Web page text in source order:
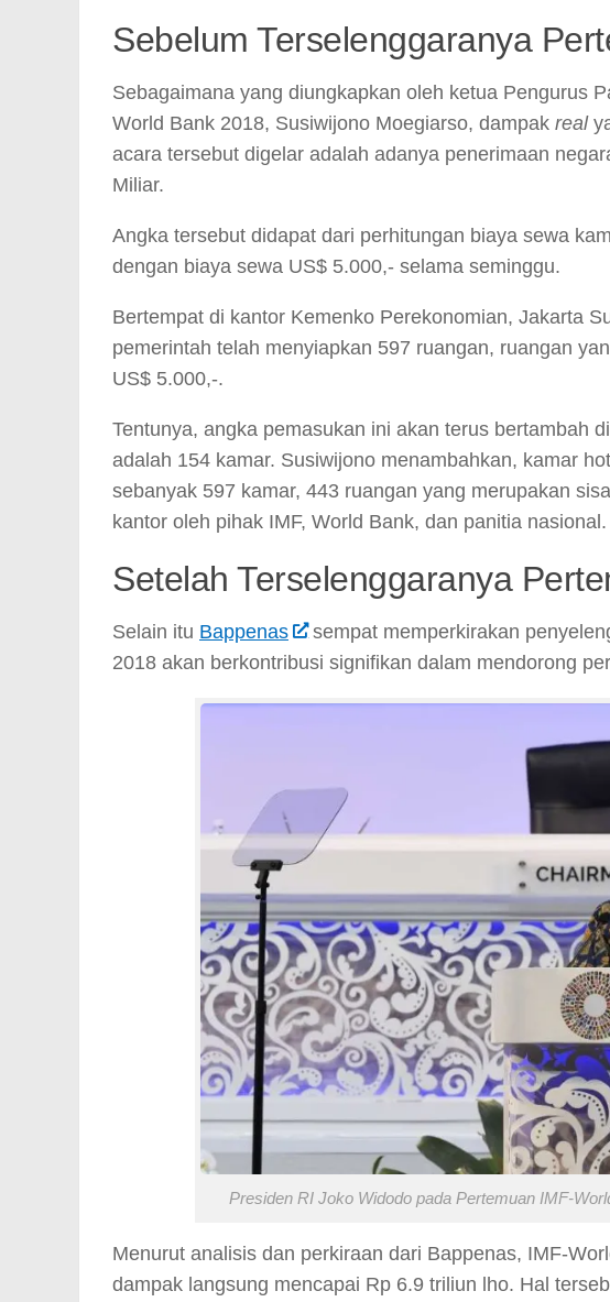
Sebelum Terselenggaranya
Sebagaimana yang diungkapkan oleh ketua Pengurus
World Bank 2018, Susiwijono Moegiarso, dampak real
acara tersebut digelar adalah adanya penerimaan
Miliar.
Angka tersebut didapat dari perhitungan biaya sewa
dengan biaya sewa US$ 5.000,- selama seminggu.
Bertempat di kantor Kemenko Perekonomian, Jakarta
pemerintah telah menyiapkan 597 ruangan, ruangan
US$ 5.000,-.
Tentunya, angka pemasukan ini akan terus bertambah
adalah 154 kamar. Susiwijono menambahkan, kamar
sebanyak 597 kamar, 443 ruangan yang merupakan
kantor oleh pihak IMF, World Bank, dan panitia nasional.
Setelah Terselenggaranya
Selain itu Bappenas
sempat memperkirakan
2018 akan berkontribusi signifikan dalam mendorong
Presiden RI Joko Widodo pada Pertemuan IMF-
Menurut analisis dan perkiraan dari Bappenas, IMF-
dampak langsung mencapai Rp 6.9 triliun lho. Hal